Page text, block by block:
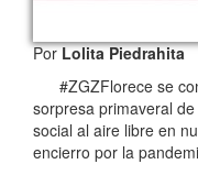
PorLolita Piedrahita
#ZGZFlorece se
sorpresa primaveral
social al aire libre en
encierro por la